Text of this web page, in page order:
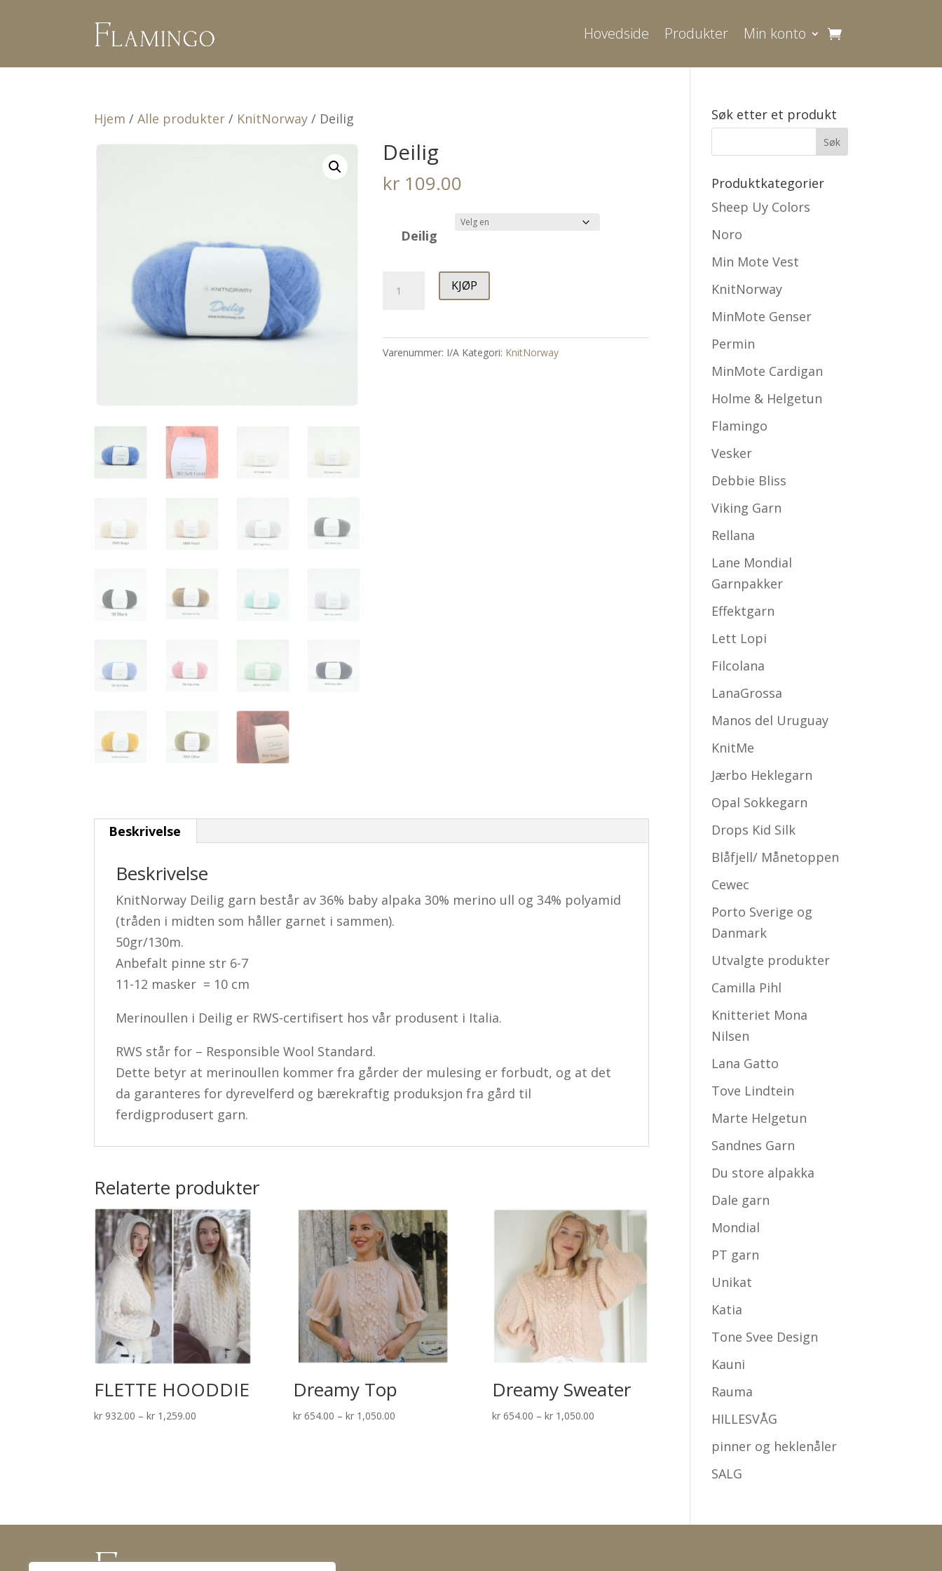
Hovedside Produkter Min konto
Hjem /Alle produkter / KnitNorway / Deilig
Deilig
kr 109.00
Deilig
KJØP
Varenummer: I/A Kategori: KnitNorway
Beskrivelse
Beskrivelse
KnitNorway Deilig garn består av 36% baby alpaka 30% merino ull og 34% polyamid
(tråden i midten som håller garnet i sammen).
50gr/130m.
Anbefalt pinne str 6-7
11-12 masker = 10 cm
Merinoullen i Deilig er RWS-certifisert hos vår produsent i Italia.
RWS står for – Responsible Wool Standard.
Dette betyr at merinoullen kommer fra gårder der mulesing er forbudt, og at det
da garanteres for dyrevelferd og bærekraftig produksjon fra gård til
ferdigprodusert garn.
Relaterte produkter
FLETTE HOODDIE
kr 932.00 – kr 1,259.00
Dreamy Top
kr654.00 – kr1,050.00Prisområde:
Dreamy Sweater
kr654.00 – kr1,050.00Prisområde:
Søk etter et produkt
Produktkategorier
Sheep Uy Colors
Noro
Min Mote Vest
KnitNorway
MinMote Genser
Permin
MinMote Cardigan
Holme & Helgetun
Flamingo
Vesker
Debbie Bliss
Viking Garn
Rellana
Lane Mondial
Garnpakker
Effektgarn
Lett Lopi
Filcolana
LanaGrossa
Manos del Uruguay
KnitMe
Jærbo Heklegarn
Opal Sokkegarn
Drops Kid Silk
Blåfjell/ Månetoppen
Cewec
Porto Sverige og
Danmark
Utvalgte produkter
Camilla Pihl
Knitteriet Mona
Nilsen
Lana Gatto
Tove Lindtein
Marte Helgetun
Sandnes Garn
Du store alpakka
Dale garn
Mondial
PT garn
Unikat
Katia
Tone Svee Design
Kauni
Rauma
HILLESVÅG
pinner og heklenåler
SALG